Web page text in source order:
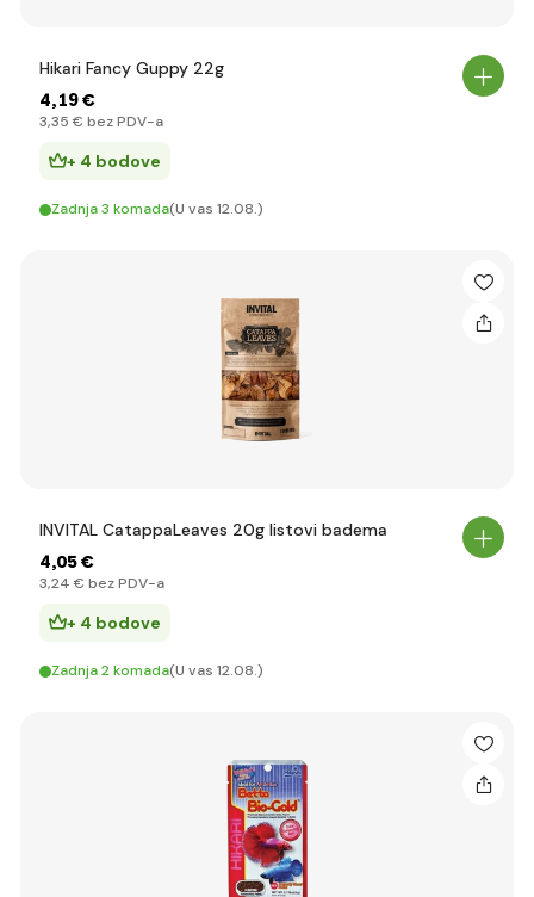
Hikari Fancy Guppy 22g
4,19 €
3,35 € bez PDV-a
+ 4 bodove
Zadnja 3 komada(U vas 12.08.)
INVITAL CatappaLeaves 20g listovi badema
4,05 €
3,24 € bez PDV-a
+ 4 bodove
Zadnja 2 komada(U vas 12.08.)